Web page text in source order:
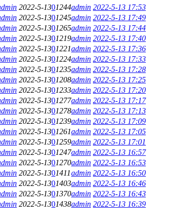
2022-5-1301244admin 2022-5-13 17:53
2022-5-1301245admin 2022-5-13 17:49
2022-5-1301265admin 2022-5-13 17:44
2022-5-1301219admin 2022-5-13 17:40
2022-5-1301221admin 2022-5-13 17:36
2022-5-1301224admin 2022-5-13 17:33
2022-5-1301235admin 2022-5-13 17:28
2022-5-1301208admin 2022-5-13 17:25
2022-5-1301233admin 2022-5-13 17:20
2022-5-1301277admin 2022-5-13 17:17
2022-5-1301278admin 2022-5-13 17:13
2022-5-1301239admin 2022-5-13 17:09
2022-5-1301261admin 2022-5-13 17:05
2022-5-1301259admin 2022-5-13 17:01
2022-5-1301247admin 2022-5-13 16:57
2022-5-1301270admin 2022-5-13 16:53
2022-5-1301411admin 2022-5-13 16:50
2022-5-1301403admin 2022-5-13 16:46
2022-5-1301370admin 2022-5-13 16:43
2022-5-1301438admin 2022-5-13 16:39